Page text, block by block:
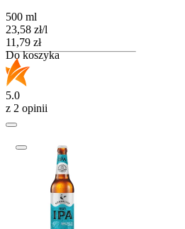
500 ml
23,58 zł/l
Cena
11,79 zł
Do koszyka
5.0
z 2 opinii